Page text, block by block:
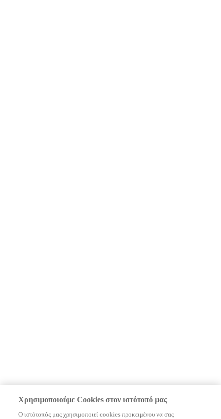
Χρησιμοποιούμε Cookies στον ιστότοπό μας
Ο ιστότοπός μας χρησιμοποιεί cookies προκειμένου να σας